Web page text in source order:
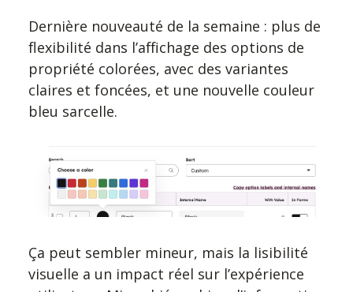
Dernière nouveauté de la semaine : plus de
flexibilité dans l’affichage des options de
propriété colorées, avec des variantes
claires et foncées, et une nouvelle couleur
bleu sarcelle.
Ça peut sembler mineur, mais la lisibilité
visuelle a un impact réel sur l’expérience